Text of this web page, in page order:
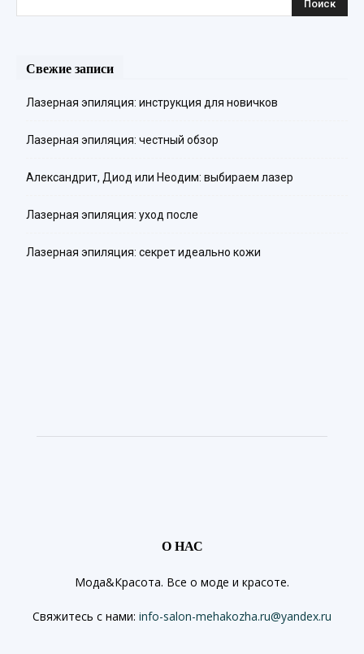
Свежие записи
Лазерная эпиляция: инструкция для новичков
Лазерная эпиляция: честный обзор
Александрит, Диод или Неодим: выбираем лазер
Лазерная эпиляция: уход после
Лазерная эпиляция: секрет идеально кожи
О НАС
Мода&Красота. Все о моде и красоте.
Свяжитесь с нами: info-salon-mehakozha.ru@yandex.ru